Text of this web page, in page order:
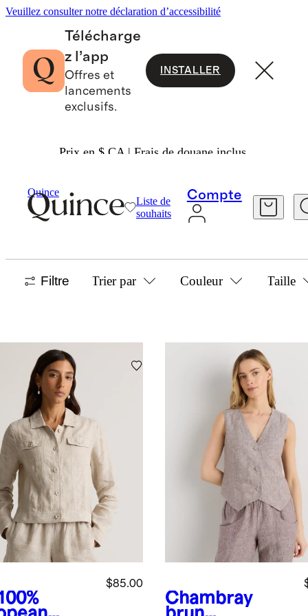
Veuillez consulter notre déclaration d’accessibilité
Télécharge
z l’app
Offres et
lancements
exclusifs.
INSTALLER
Prix en $ CA | Frais de douane inclus.
Quince
Liste de
souhaits
Compte
Women Jackets Collection
LINEN JACKETS & BLAZERS
Filtre Trier par Couleur Taille
$85.00
Chambray